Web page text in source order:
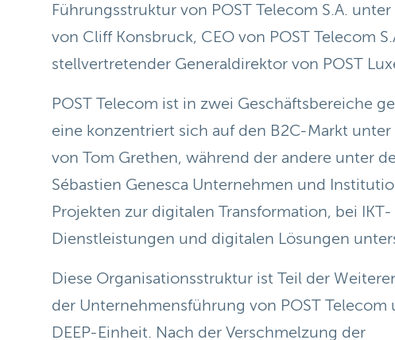
Führungsstruktur von POST Telecom S.A.
von Cliff Konsbruck, CEO von POST Telecom
stellvertretender Generaldirektor von POST
POST Telecom ist in zwei Geschäftsbereiche
eine konzentriert sich auf den B2C-Markt unter
von Tom Grethen, während der andere unter
Sébastien Genesca Unternehmen und
Projekten zur digitalen Transformation, bei IKT-
Dienstleistungen und digitalen Lösungen
Diese Organisationsstruktur ist Teil der
der Unternehmensführung von POST Telecom
DEEP-Einheit. Nach der Verschmelzung der